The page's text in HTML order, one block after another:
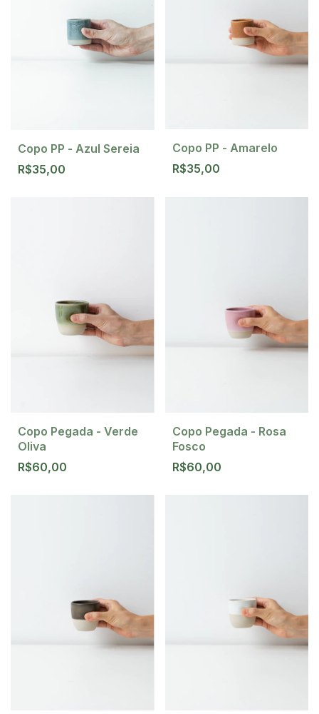
Copo PP - Azul Sereia
R$35,00
Copo PP - Amarelo
R$35,00
Copo Pegada - Verde
Oliva
R$60,00
Copo Pegada - Rosa
Fosco
R$60,00